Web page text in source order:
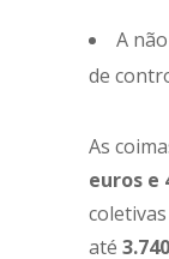
A
de
As
euros e
até